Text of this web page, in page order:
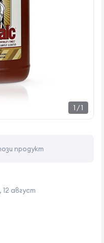
1 /1
продукт
12 август